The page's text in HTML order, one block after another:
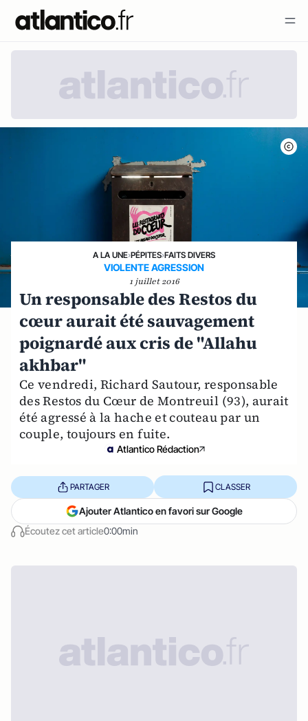
A LA UNE›PÉPITES›FAITS DIVERS
VIOLENTE AGRESSION
1 juillet 2016
Un responsable des Restos du
cœur aurait été sauvagement
poignardé aux cris de "Allahu
akhbar"
Ce vendredi, Richard Sautour, responsable
des Restos du Cœur de Montreuil (93), aurait
été agressé à la hache et couteau par un
couple, toujours en fuite.
Atlantico Rédaction
Écoutez cet article0:00min
PARTAGER CLASSER
Ajouter Atlantico en favori sur Google